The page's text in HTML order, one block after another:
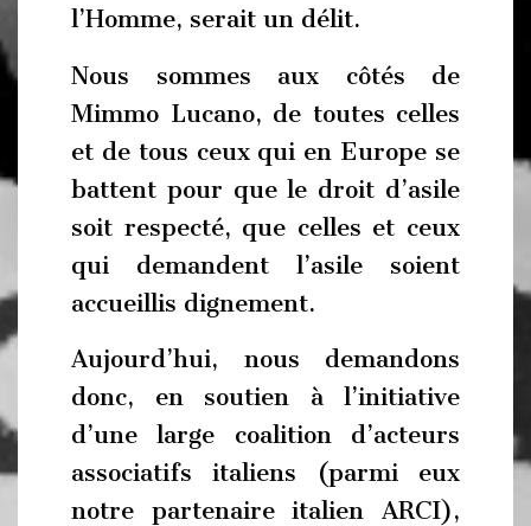
l’Homme, serait un délit.
Nous sommes aux côtés de
Mimmo Lucano, de toutes celles
et de tous ceux qui en Europe se
battent pour que le droit d’asile
soit respecté, que celles et ceux
qui demandent l’asile soient
accueillis dignement.
Aujourd’hui, nous demandons
donc, en soutien à l’initiative
d’une large coalition d’acteurs
associatifs italiens (parmi eux
notre partenaire italien ARCI),